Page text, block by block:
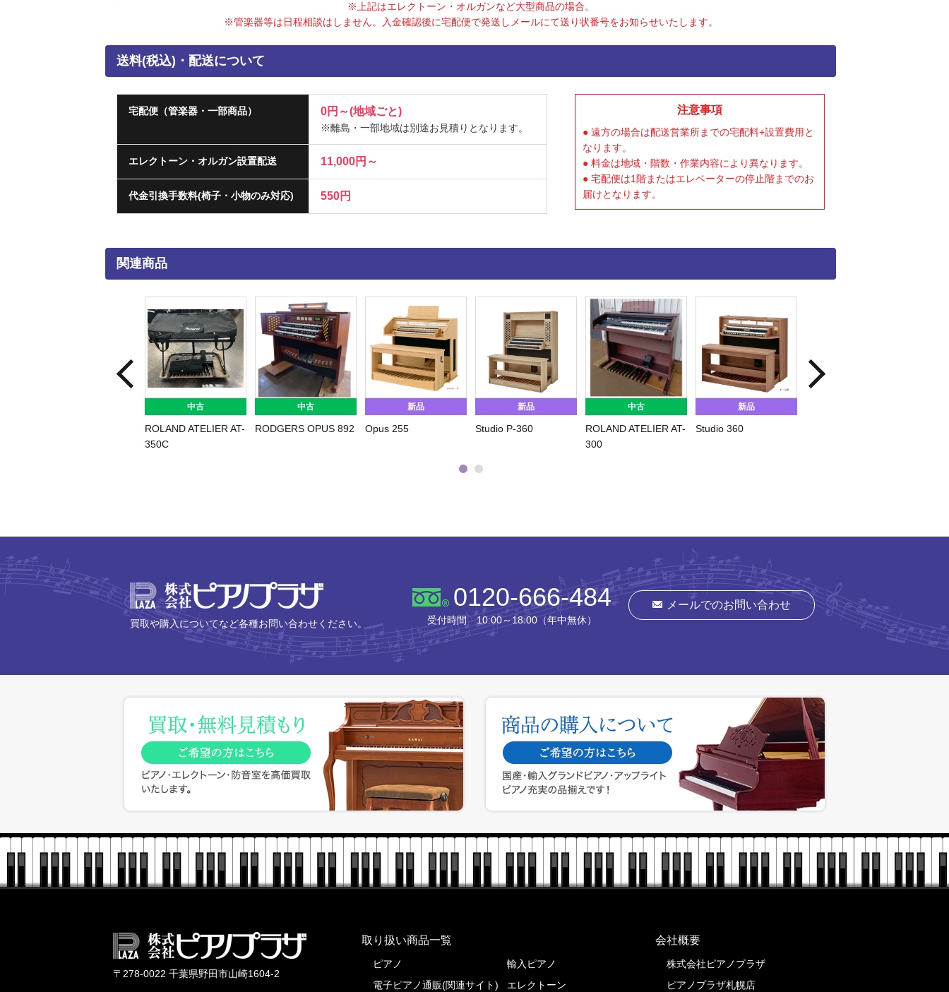
※上記はエレクトーン・オルガンなど大型商品の場合。
※管楽器等は日程相談はしません。入金確認後に宅配便で発送しメールにて送り状番号をお知らせいたします。
送料(税込)・配送について
宅配便（管楽器・一部商品） 0円～(地域ごと)
※離島・一部地域は別途お見積りとなります。
エレクトーン・オルガン設置配送 11,000円～
代金引換手数料(椅子・小物のみ対応) 550円
注意事項
● 遠方の場合は配送営業所までの宅配料+設置費用と
なります。
● 料金は地域・階数・作業内容により異なります。
● 宅配便は1階またはエレベーターの停止階までのお
届けとなります。
関連商品
中古
ROLAND ATELIER AT-
350C
中古
RODGERS OPUS 892
新品
Opus 255
新品
Studio P-360
中古
ROLAND ATELIER AT-
300
新品
Studio 360
株式会社ピアノプラザ
買取や購入についてなど各種お問い合わせください。
0120-666-484
受付時間 10:00～18:00（年中無休）
メールでのお問い合わせ
株式会社ピアノプラザ
〒278-0022 千葉県野田市山崎1604-2
取り扱い商品一覧
ピアノ
輸入ピアノ
電子ピアノ通販(関連サイト)
エレクトーン
会社概要
株式会社ピアノプラザ
ピアノプラザ札幌店